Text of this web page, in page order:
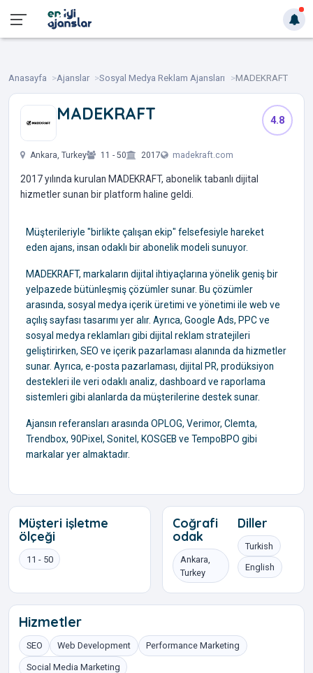
Anasayfa Ajanslar Sosyal Medya Reklam Ajansları MADEKRAFT
MADEKRAFT 4.8
Ankara, Turkey 11 - 50 2017 madekraft.com
2017 yılında kurulan MADEKRAFT, abonelik tabanlı dijital
hizmetler sunan bir platform haline geldi.
Müşterileriyle "birlikte çalışan ekip" felsefesiyle hareket
eden ajans, insan odaklı bir abonelik modeli sunuyor.
MADEKRAFT, markaların dijital ihtiyaçlarına yönelik geniş bir
yelpazede bütünleşmiş çözümler sunar. Bu çözümler
arasında, sosyal medya içerik üretimi ve yönetimi ile web ve
açılış sayfası tasarımı yer alır. Ayrıca, Google Ads, PPC ve
sosyal medya reklamları gibi dijital reklam stratejileri
geliştirirken, SEO ve içerik pazarlaması alanında da hizmetler
sunar. Ayrıca, e-posta pazarlaması, dijital PR, prodüksiyon
destekleri ile veri odaklı analiz, dashboard ve raporlama
sistemleri gibi alanlarda da müşterilerine destek sunar.
Ajansın referansları arasında OPLOG, Verimor, Clemta,
Trendbox, 90Pixel, Sonitel, KOSGEB ve TempoBPO gibi
markalar yer almaktadır.
Müşteri işletme
ölçeği
11 - 50
Coğrafi
odak
Ankara,
Turkey
Diller
Turkish
English
Hizmetler
SEO Web Development Performance Marketing
Social Media Marketing